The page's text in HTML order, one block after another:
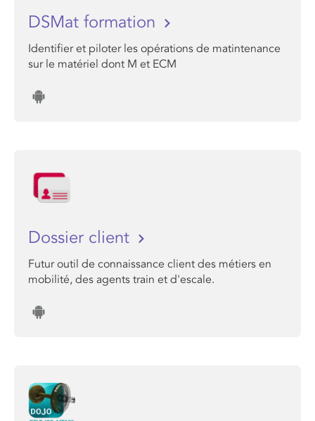
DSMat formation
Identifier et piloter les opérations de matintenance
sur le matériel dont M et ECM
Dossier client
Futur outil de connaissance client des métiers en
mobilité, des agents train et d'escale.